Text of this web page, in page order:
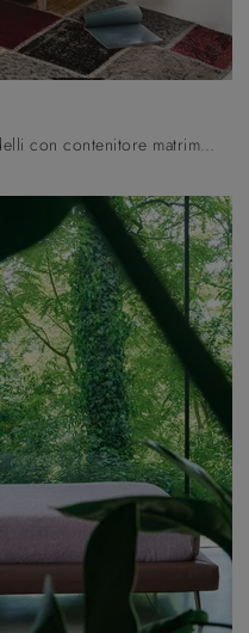
Il letto Manuel in tessuto, tra i modelli con contenitore matrimoniali moderni di Noctis, è perfetto per assicurarti il relax totale.